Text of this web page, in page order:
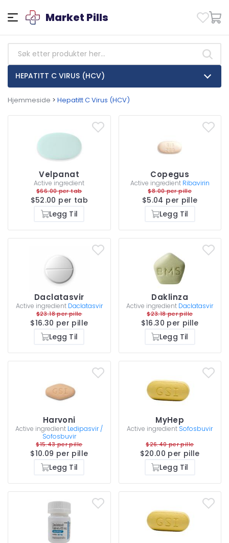
Market Pills
HEPATITT C VIRUS (HCV)
Hjemmeside > Hepatitt C Virus (HCV)
Velpanat
Active ingredient
$66.00 per tab
$52.00 per tab
Legg Til
Copegus
Active ingredient Ribavirin
$8.00 per pille
$5.04 per pille
Legg Til
Daclatasvir
Active ingredient Daclatasvir
$23.18 per pille
$16.30 per pille
Legg Til
Daklinza
Active ingredient Daclatasvir
$23.18 per pille
$16.30 per pille
Legg Til
Harvoni
Active ingredient Ledipasvir /
Sofosbuvir
$15.43 per pille
$10.09 per pille
Legg Til
MyHep
Active ingredient Sofosbuvir
$26.40 per pille
$20.00 per pille
Legg Til